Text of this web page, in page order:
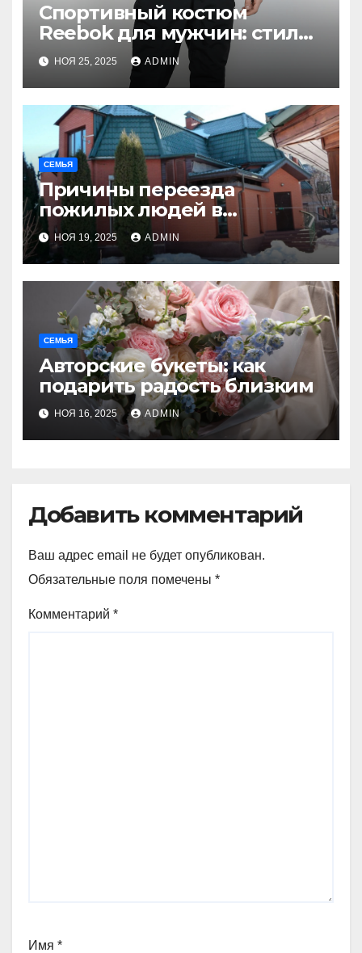
Спортивный костюм
Reebok для мужчин: стиль,
комфорт и
функциональность
НОЯ 25, 2025 ADMIN
СЕМЬЯ
Причины переезда
пожилых людей в
пансионаты
НОЯ 19, 2025 ADMIN
СЕМЬЯ
Авторские букеты: как
подарить радость близким
НОЯ 16, 2025 ADMIN
Добавить комментарий
Ваш адрес email не будет опубликован.
Обязательные поля помечены *
Комментарий *
Имя *